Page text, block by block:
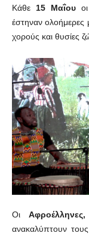
Κάθε 15 Μαΐου οι
έστηναν ολοήμερες
χορούς και θυσίες
Οι Αφροέλληνες,
ανακαλύπτουν